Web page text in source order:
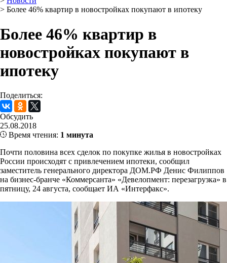
> Более 46% квартир в новостройках покупают в ипотеку
Более 46% квартир в
новостройках покупают в
ипотеку
Поделиться:
Обсудить
25.08.2018
Время чтения: 1 минута
Почти половина всех сделок по покупке жилья в новостройках
России происходят с привлечением ипотеки, сообщил
заместитель генерального директора ДОМ.РФ Денис Филиппов
на бизнес-бранче «Коммерсанта» «Девелопмент: перезагрузка» в
пятницу, 24 августа, сообщает ИА «Интерфакс».